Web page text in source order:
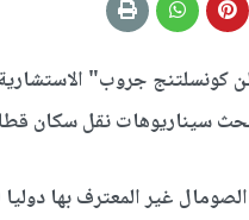
جروب" الاستشارية
سيناريوهات نقل سكان
غير المعترف بها دوليا